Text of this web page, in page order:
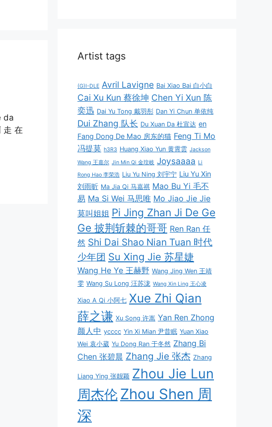
da
走 在
Artist tags
(G)I-DLE Avril Lavigne Bai Xiao Bai 白小白
Cai Xu Kun 蔡徐坤 Chen Yi Xun 陈
奕迅 Dai Yu Tong 戴羽彤 Dan Yi Chun 单依纯
Dui Zhang 队长 Du Xuan Da 杜宣达 en
Fang Dong De Mao 房东的猫 Feng Ti Mo
冯提莫 h3R3 Huang Xiao Yun 黄霄雲 Jackson
Wang 王嘉尔 Jin Min Qi 金玟岐 Joysaaaa Li
Rong Hao 李荣浩 Liu Yu Ning 刘宇宁 Liu Yu Xin
刘雨昕 Ma Jia Qi 马嘉祺 Mao Bu Yi 毛不
易 Ma Si Wei 马思唯 Mo Jiao Jie Jie
莫叫姐姐 Pi Jing Zhan Ji De Ge
Ge 披荆斩棘的哥哥 Ren Ran 任
然 Shi Dai Shao Nian Tuan 时代
少年团 Su Xing Jie 苏星婕
Wang He Ye 王赫野 Wang Jing Wen 王靖
雯 Wang Su Long 汪苏泷 Wang Xin Ling 王心凌
Xiao A Qi 小阿七 Xue Zhi Qian
薛之谦 Xu Song 许嵩 Yan Ren Zhong
颜人中 ycccc Yin Xi Mian 尹昔眠 Yuan Xiao
Wei 袁小葳 Yu Dong Ran 于冬然 Zhang Bi
Chen 张碧晨 Zhang Jie 张杰 Zhang
Liang Ying 张靓颖 Zhou Jie Lun
周杰伦Zhou Shen 周
深